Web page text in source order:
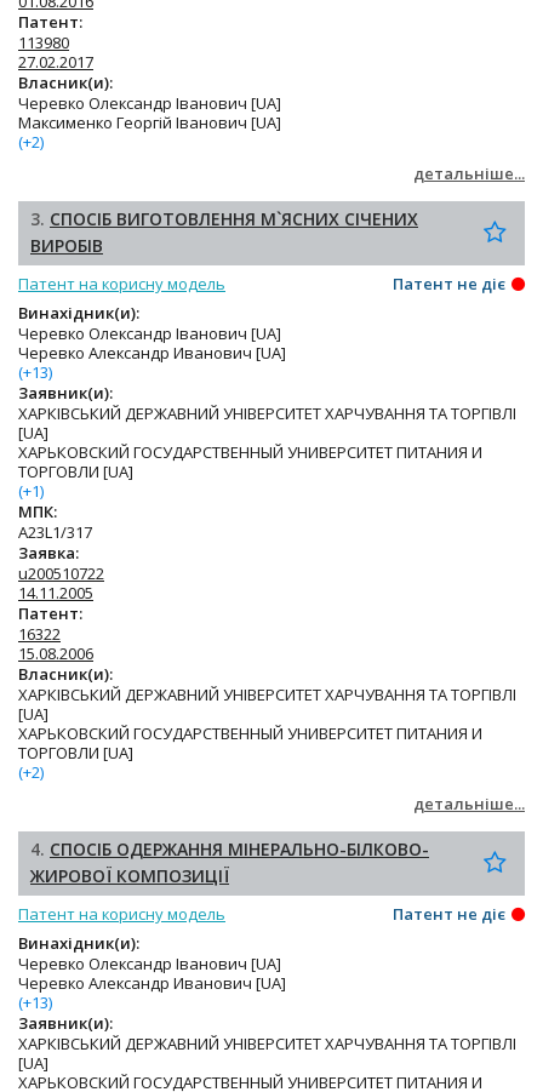
Патент:
113980
27.02.2017
Власник(и):
Черевко Олександр Іванович [UA]
Максименко Георгій Іванович [UA]
(+2)
детальніше...
3. СПОСІБ ВИГОТОВЛЕННЯ М`ЯСНИХ СІЧЕНИХ
ВИРОБІВ
Патент на корисну модель
Патент не діє
Винахідник(и):
Черевко Олександр Іванович [UA]
Черевко Александр Иванович [UA]
(+13)
Заявник(и):
ХАРКІВСЬКИЙ ДЕРЖАВНИЙ УНІВЕРСИТЕТ ХАРЧУВАННЯ ТА ТОРГІВЛІ
[UA]
ХАРЬКОВСКИЙ ГОСУДАРСТВЕННЫЙ УНИВЕРСИТЕТ ПИТАНИЯ И
ТОРГОВЛИ [UA]
(+1)
МПК:
A23L1/317
Заявка:
u200510722
14.11.2005
Патент:
16322
15.08.2006
Власник(и):
ХАРКІВСЬКИЙ ДЕРЖАВНИЙ УНІВЕРСИТЕТ ХАРЧУВАННЯ ТА ТОРГІВЛІ
[UA]
ХАРЬКОВСКИЙ ГОСУДАРСТВЕННЫЙ УНИВЕРСИТЕТ ПИТАНИЯ И
ТОРГОВЛИ [UA]
(+2)
детальніше...
4. СПОСІБ ОДЕРЖАННЯ МІНЕРАЛЬНО-БІЛКОВО-
ЖИРОВОЇ КОМПОЗИЦІЇ
Патент на корисну модель
Патент не діє
Винахідник(и):
Черевко Олександр Іванович [UA]
Черевко Александр Иванович [UA]
(+13)
Заявник(и):
ХАРКІВСЬКИЙ ДЕРЖАВНИЙ УНІВЕРСИТЕТ ХАРЧУВАННЯ ТА ТОРГІВЛІ
[UA]
ХАРЬКОВСКИЙ ГОСУДАРСТВЕННЫЙ УНИВЕРСИТЕТ ПИТАНИЯ И